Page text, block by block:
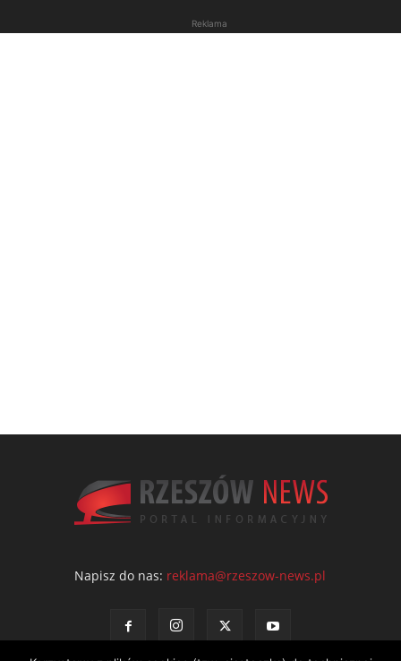
Reklama
Napisz do nas: reklama@rzeszow-news.pl